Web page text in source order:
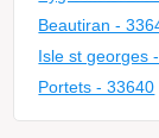
Beautiran -
Isle st georges
Portets - 33640